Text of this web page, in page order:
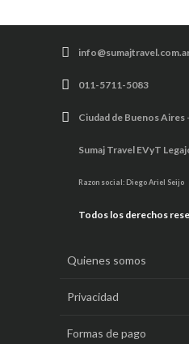
011-5711-5083
Ciudad de Buenos
Sumaj Travel EVyT
Razon social: Diego Ariel Seijo
Todos los derechos
Quienes somos
Privacidad
Formas de pago